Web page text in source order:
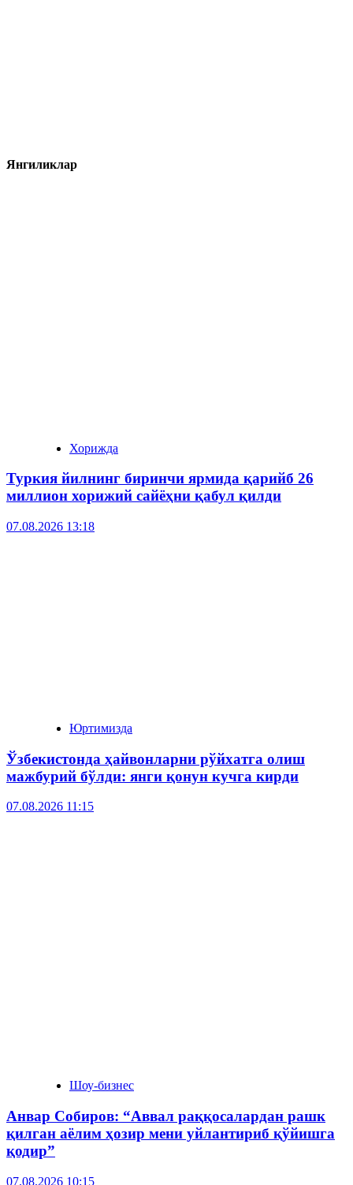
Янгиликлар
Хорижда
Туркия йилнинг биринчи ярмида қарийб 26
миллион хорижий сайёҳни қабул қилди
07.08.2026 13:18
Юртимизда
Ўзбекистонда ҳайвонларни рўйхатга олиш
мажбурий бўлди: янги қонун кучга кирди
07.08.2026 11:15
Шоу-бизнес
Анвар Собиров: “Аввал раққосалардан рашк
қилган аёлим ҳозир мени уйлантириб қўйишга
қодир”
07.08.2026 10:15